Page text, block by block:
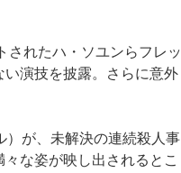
れたハ・ソユンらフレッ
演技を披露。さらに意外
が、未解決の連続殺人事
な姿が映し出されるとこ